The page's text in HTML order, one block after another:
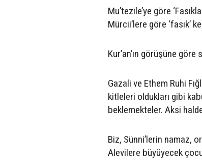
Mu’tezile’ye göre
Mürcii’lere göre ‘fasık’
Kur’an’ın görüşüne
Gazali ve Ethem Ruhi
kitleleri oldukları gibi
beklemekteler. Aksi
Biz, Sünni’lerin namaz,
Alevilere büyüyecek